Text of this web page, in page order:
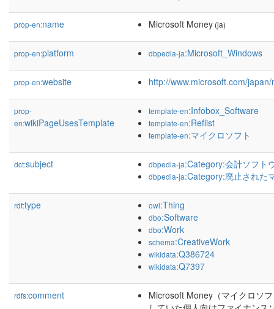
prop-en:name Microsoft Money (ja)
prop-en:platform dbpedia-ja:Microsoft_Windows
prop-en:website http://www.microsoft.com/
prop-
en:wikiPageUsesTemplate
template-en:Infobox_Software
template-en:Reflist
template-en:マイクロソフト
dct:subject dbpedia-ja:Category:会計ソフト
dbpedia-ja:Category:廃止された
rdf:type owl:Thing
dbo:Software
dbo:Work
schema:CreativeWork
wikidata:Q386724
wikidata:Q7397
rdfs:comment
Microsoft Money（マイクロソ